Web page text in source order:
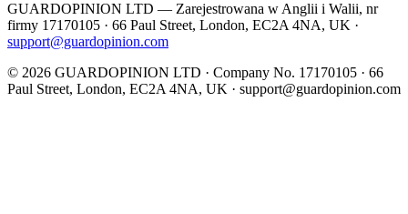
GUARDOPINION LTD — Zarejestrowana w Anglii i Walii, nr
firmy 17170105 · 66 Paul Street, London, EC2A 4NA, UK ·
support@guardopinion.com
© 2026 GUARDOPINION LTD · Company No. 17170105 · 66
Paul Street, London, EC2A 4NA, UK · support@guardopinion.com